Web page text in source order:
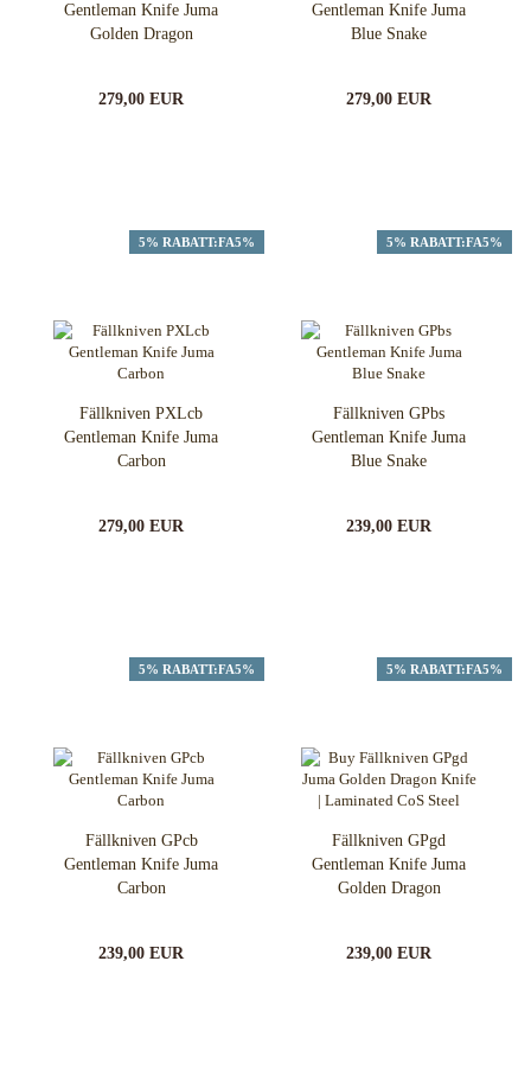
Gentleman Knife Juma
Golden Dragon
279,00 EUR
Gentleman Knife Juma
Blue Snake
279,00 EUR
5% RABATT:FA5%
Fällkniven PXLcb
Gentleman Knife Juma
Carbon
279,00 EUR
5% RABATT:FA5%
Fällkniven GPbs
Gentleman Knife Juma
Blue Snake
239,00 EUR
5% RABATT:FA5%
Fällkniven GPcb
Gentleman Knife Juma
Carbon
239,00 EUR
5% RABATT:FA5%
Fällkniven GPgd
Gentleman Knife Juma
Golden Dragon
239,00 EUR